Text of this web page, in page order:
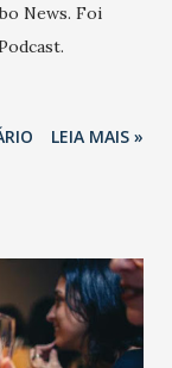
News. Foi
LEIA MAIS »